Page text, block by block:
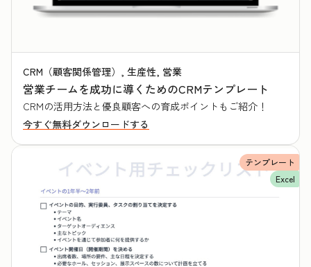
CRM（顧客関係管理）, 生産性, 営業
営業チームを成功に導くためのCRMテンプレート
CRMの活用方法と優良顧客への育成ポイントもご紹介！
今すぐ無料ダウンロードする
テンプレート
Excel